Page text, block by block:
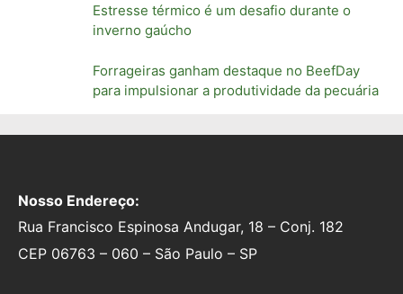
Estresse térmico é um desafio durante o
inverno gaúcho
Forrageiras ganham destaque no BeefDay
para impulsionar a produtividade da pecuária
Nosso Endereço:
Rua Francisco Espinosa Andugar, 18 – Conj. 182
CEP 06763 – 060 – São Paulo – SP